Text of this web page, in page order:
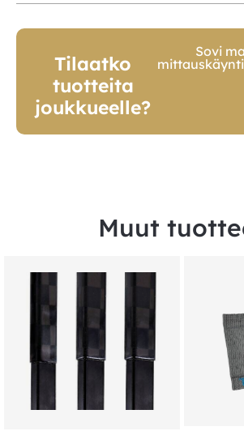
Tilaatko
tuotteita
joukkueelle?
Sovi
Muut